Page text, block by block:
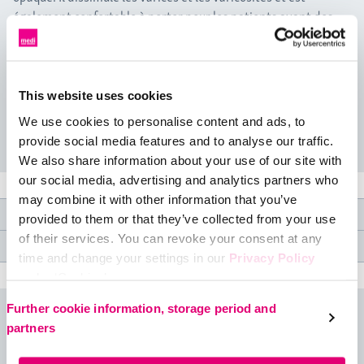
This website uses cookies
We use cookies to personalise content and ads, to
provide social media features and to analyse our traffic.
We also share information about your use of our site with
our social media, advertising and analytics partners who
may combine it with other information that you’ve
provided to them or that they’ve collected from your use
of their services. You can revoke your consent at any
time and change your settings in our Privacy Policy
Further cookie information, storage period and
partners
Lire la suite
également confortable à porter pour les patients ayant des
cuisses plus fortes.
plus, entre autres, aux hommes et aux femmes de poids
normal ou en surpoids ayant une tendance légère à forte à
l'œdème veineux (gonflement des jambes), ainsi qu'aux
personnes ayant un tissu conjonctif mou*.
* Veuillez noter que cette recommandation ne remplace pas le diagnostic d'un
médecin ou l'avis professionnel d'un détaillant spécialisé en fournitures médicales.
mediven plus® existe depuis plus de 40 ans et répond à une
variété d'indications pour les hommes et les femmes :
maladie veineuse chronique stades I à III selon Widmer ou
C0s - C5 selon CEAP
phase initiale après traitement des varices
Caractéristiques du produit
Spécifications médicales
Vidéos